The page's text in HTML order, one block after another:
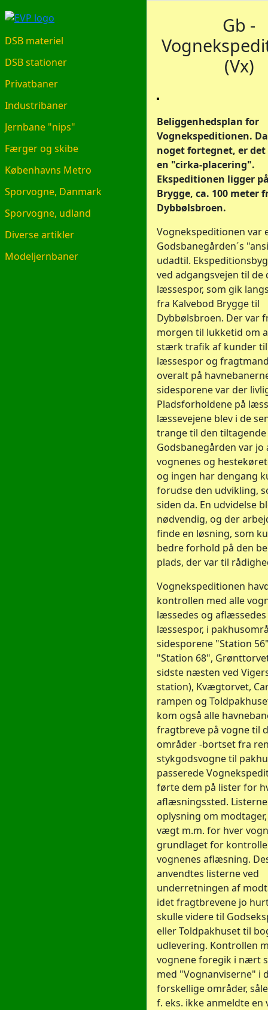
EVP.DK
DSB materiel
DSB stationer
Privatbaner
Industribaner
Jernbane "nips"
Færger og skibe
Københavns Metro
Sporvogne, Danmark
Sporvogne, udland
Diverse artikler
Modeljernbaner
Gb -
(Vx)
Beliggenhedsplan for
Vognekspeditionen.
noget fortegnet, er
en "cirka-placering".
Ekspeditionen ligger
Brygge, ca. 100 meter
Dybbølsbroen.
Vognekspeditionen var
Godsbanegården´s
udadtil.
ved adgangsvejen til
læssespor, som gik
fra Kalvebod Brygge til
Dybbølsbroen. Der var
morgen til lukketid om
stærk trafik af kunder
læssespor og
overalt på
sidesporene var der
Pladsforholdene på
læssevejene blev i de
trange til den
Godsbanegården var jo
vognenes og
og ingen har dengang
forudse den udvikling,
siden da. En udvidelse
nødvendig, og der
finde en løsning, som
bedre forhold på den
plads, der var til
Vognekspeditionen
kontrollen med alle
læssedes og aflæssedes
læssespor, i
sidesporene "Station
"Station 68",
sidste næsten ved
station), Kvægtorvet,
rampen og
kom også alle
fragtbreve på vogne til
områder -bortset fra
stykgodsvogne til
passerede
førte dem på lister for
aflæsningssted.
oplysning om
vægt m.m. for hver
grundlaget for
vognenes aflæsning.
anvendtes listerne ved
underretningen af
idet fragtbrevene jo
skulle videre til
eller Toldpakhuset til
udlevering. Kontrollen
vognene foregik i nært
med "Vognanviserne" i
forskellige områder,
f. eks. ikke anmeldte en